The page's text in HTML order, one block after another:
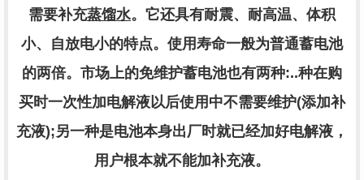
需要补充蒸馏水。它还具有耐震、耐高温、体积
小、自放电小的特点。使用寿命一般为普通蓄电池
的两倍。市场上的免维护蓄电池也有两种:..种在购
买时一次性加电解液以后使用中不需要维护(添加补
充液);另一种是电池本身出厂时就已经加好电解液，
用户根本就不能加补充液。